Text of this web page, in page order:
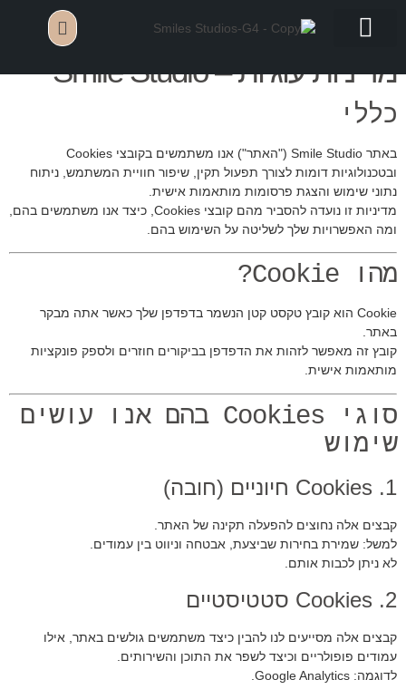
Cookie Policy
מדיניות עוגיות – Smile Studio
כללי
באתר Smile Studio ("האתר") אנו משתמשים בקובצי Cookies
ובטכנולוגיות דומות לצורך תפעול תקין, שיפור חוויית המשתמש, ניתוח
נתוני שימוש והצגת פרסומות מותאמות אישית.
מדיניות זו נועדה להסביר מהם קובצי Cookies, כיצד אנו משתמשים בהם,
ומה האפשרויות שלך לשליטה על השימוש בהם.
מהו Cookie?
Cookie הוא קובץ טקסט קטן הנשמר בדפדפן שלך כאשר אתה מבקר
באתר.
קובץ זה מאפשר לזהות את הדפדפן בביקורים חוזרים ולספק פונקציות
מותאמות אישית.
סוגי Cookies בהם אנו עושים
שימוש
1. Cookies חיוניים (חובה)
קבצים אלה נחוצים להפעלה תקינה של האתר.
למשל: שמירת בחירות שביצעת, אבטחה וניווט בין עמודים.
לא ניתן לכבות אותם.
2. Cookies סטטיסטיים
קבצים אלה מסייעים לנו להבין כיצד משתמשים גולשים באתר, אילו
עמודים פופולריים וכיצד לשפר את התוכן והשירותים.
לדוגמה: Google Analytics.